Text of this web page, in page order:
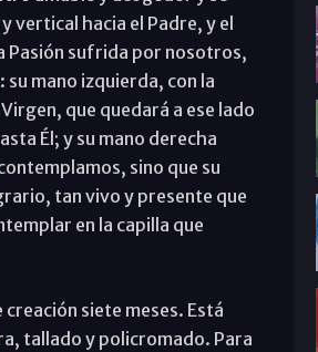
vertical hacia el Padre, y el
Pasión sufrida por nosotros,
mano izquierda, con la
que quedará a ese lado
Él; y su mano derecha
sino que su
tan vivo y presente que
en la capilla que
siete meses. Está
tallado y policromado. Para